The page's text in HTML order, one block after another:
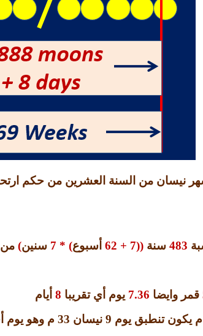
نيسان من السنة العشرين من حكم
483 سنة ((7 + 62 أسبوع) * 7 سنين) من
قمر وايضا 7.36 يوم أي تقريبا 8 أيام
يكون تنطبق يوم 9 نيسان 33 م وهو يوم